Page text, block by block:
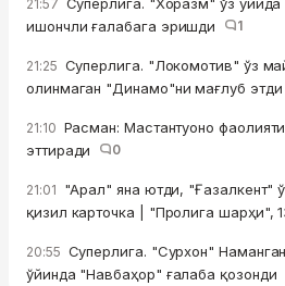
21:57
ишончли ғалабага эришди
1
21:25 Суперлига. "Локомотив" ўз
олинмаган "Динамо"ни мағлуб этди
21:10 Расман: Мастантуоно
эттиради
0
21:01 "Арал" яна ютди, "Ғазалкент"
қизил карточка | "Пролига шарҳи",
20:55 Суперлига. "Сурхон"
ўйинда "Навбаҳор" ғалаба қозонди